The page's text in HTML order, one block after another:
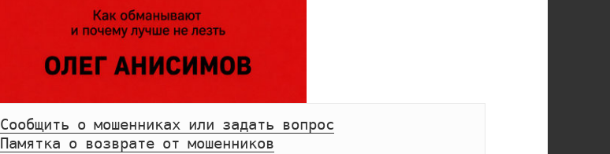
Сообщить о мошенниках или задать вопрос
Памятка о возврате от мошенников